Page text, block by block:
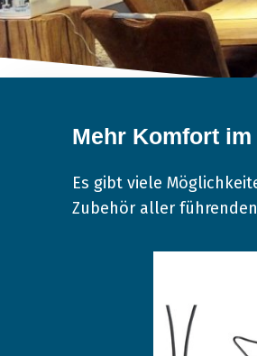
Mehr Komfort
Es gibt viele
Zubehör aller